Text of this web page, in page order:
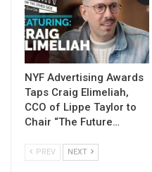
NYF Advertising Awards
Taps Craig Elimeliah,
CCO of Lippe Taylor to
Chair “The Future…
PREV NEXT